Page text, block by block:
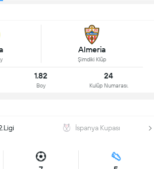
Almeria
Şimdiki Klüp
1.82
Boy
24
Kulüp Numarası.
İspanya Kupası